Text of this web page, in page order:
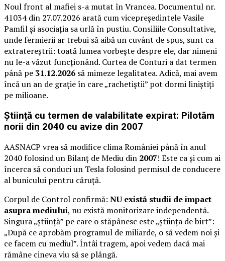
Noul front al mafiei s-a mutat în Vrancea. Documentul nr.
41034 din 27.07.2026 arată cum vicepreședintele Vasile
Pamfil și asociația sa urlă în pustiu. Consiliile Consultative,
unde fermierii ar trebui să aibă un cuvânt de spus, sunt ca
extratereștrii: toată lumea vorbește despre ele, dar nimeni
nu le-a văzut funcționând. Curtea de Conturi a dat termen
până pe 31.12.2026 să mimeze legalitatea. Adică, mai avem
încă un an de grație în care „rachetiștii” pot dormi liniștiți
pe milioane.
Știință cu termen de valabilitate expirat: Pilotăm
norii din 2040 cu avize din 2007
AASNACP vrea să modifice clima României până în anul
2040 folosind un Bilanț de Mediu din 2007! Este ca și cum ai
încerca să conduci un Tesla folosind permisul de conducere
al bunicului pentru căruță.
Corpul de Control confirmă: NU există studii de impact
asupra mediului, nu există monitorizare independentă.
Singura „știință” pe care o stăpânesc este „știința de birt”:
„După ce aprobăm programul de miliarde, o să vedem noi și
ce facem cu mediul”. Întâi tragem, apoi vedem dacă mai
rămâne cineva viu să se plângă.